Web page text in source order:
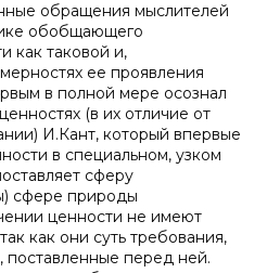
обращения мыслителей
обобщающего
как таковой и,
ее проявления
в полной мере осознал
(в их отличие от
И.Кант, который впервые
в специальном, узком
сферу
сфере природы
ценности не имеют
как они суть требования,
перед ней.